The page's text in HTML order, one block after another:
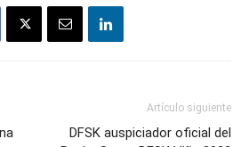
Artículo siguiente
DFSK auspiciador oficial del